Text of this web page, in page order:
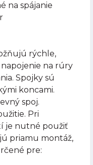
na spájanie
rýchle,
na rúry
Spojky sú
koncami.
spoj.
Pri
je nutné použiť
priamu montáž,
pre: